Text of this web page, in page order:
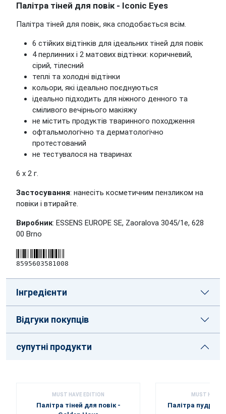
Палітра тіней для повік - Iconic Eyes
Палітра тіней для повік, яка сподобається всім.
6 стійких відтінків для ідеальних тіней для повік
4 перлинних і 2 матових відтінки: коричневий,
сірий, тілесний
теплі та холодні відтінки
кольори, які ідеально поєднуються
ідеально підходить для ніжного денного та
сміливого вечірнього макіяжу
не містить продуктів тваринного походження
офтальмологічно та дерматологічно
протестований
не тестувалося на тваринах
6 x 2 г.
Застосування: нанесіть косметичним пензликом на
повіки і втирайте.
Виробник: ESSENS EUROPE SE, Zaoralova 3045/1e, 628
00 Brno
8595603581008
Інгредієнти
Відгуки покупців
супутні продукти
MUST HAVE EDITION
Палітра тіней для повік -
MUST HAVE
Палітра